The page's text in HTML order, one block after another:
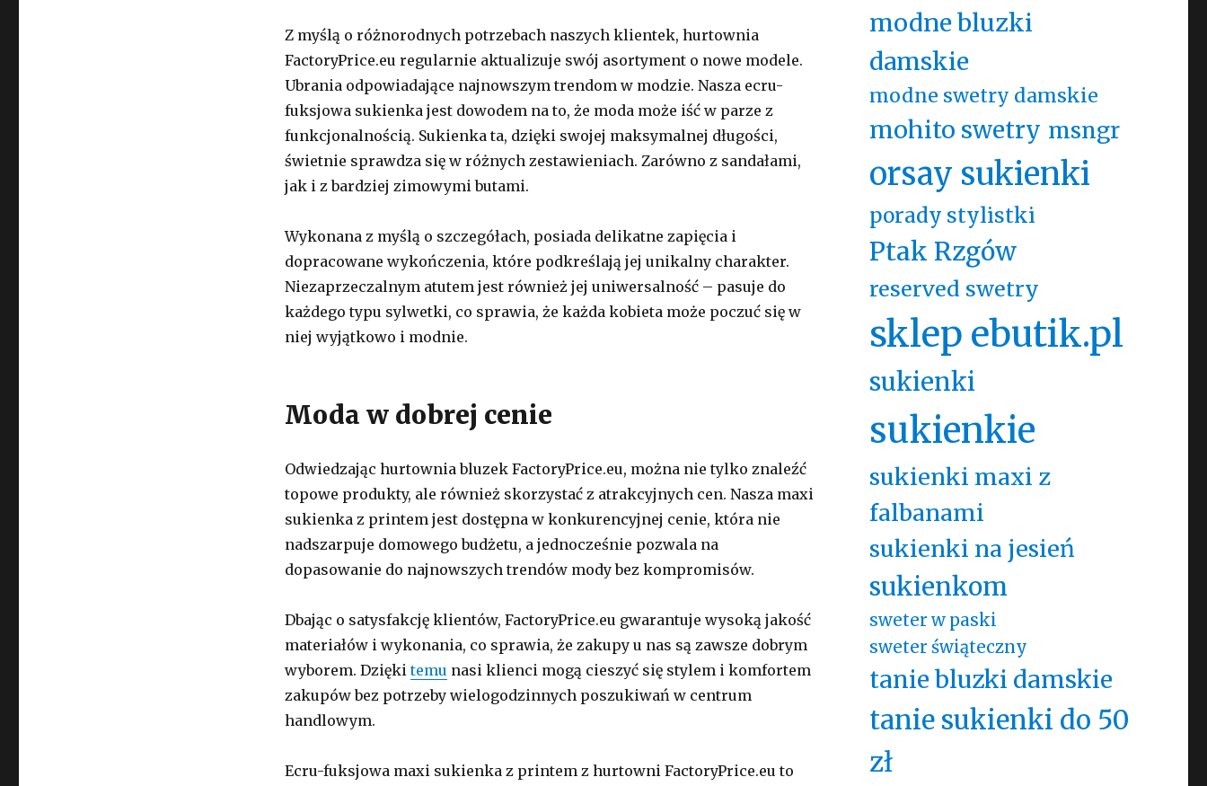
Z myślą o różnorodnych potrzebach naszych klientek, hurtownia
FactoryPrice.eu regularnie aktualizuje swój asortyment o nowe modele.
Ubrania odpowiadające najnowszym trendom w modzie. Nasza ecru-
fuksjowa sukienka jest dowodem na to, że moda może iść w parze z
funkcjonalnością. Sukienka ta, dzięki swojej maksymalnej długości,
świetnie sprawdza się w różnych zestawieniach. Zarówno z sandałami,
jak i z bardziej zimowymi butami.
Wykonana z myślą o szczegółach, posiada delikatne zapięcia i
dopracowane wykończenia, które podkreślają jej unikalny charakter.
Niezaprzeczalnym atutem jest również jej uniwersalność – pasuje do
każdego typu sylwetki, co sprawia, że każda kobieta może poczuć się w
niej wyjątkowo i modnie.
Moda w dobrej cenie
Odwiedzając hurtownia bluzek FactoryPrice.eu, można nie tylko znaleźć
topowe produkty, ale również skorzystać z atrakcyjnych cen. Nasza maxi
sukienka z printem jest dostępna w konkurencyjnej cenie, która nie
nadszarpuje domowego budżetu, a jednocześnie pozwala na
dopasowanie do najnowszych trendów mody bez kompromisów.
Dbając o satysfakcję klientów, FactoryPrice.eu gwarantuje wysoką jakość
materiałów i wykonania, co sprawia, że zakupy u nas są zawsze dobrym
wyborem. Dziękitemu nasi klienci mogą cieszyć się stylem i komfortem
zakupów bez potrzeby wielogodzinnych poszukiwań w centrum
handlowym.
Ecru-fuksjowa maxi sukienka z printem z hurtowni FactoryPrice.eu to
modne bluzki
damskie
modne swetry damskie
mohito swetry msngr
orsay sukienki
porady stylistki
Ptak Rzgów
reserved swetry
sklep ebutik.pl
sukienki
sukienkie
sukienki maxi z
falbanami
sukienki na jesień
sukienkom
sweter w paski
sweter świąteczny
tanie bluzki damskie
tanie sukienki do 50
zł